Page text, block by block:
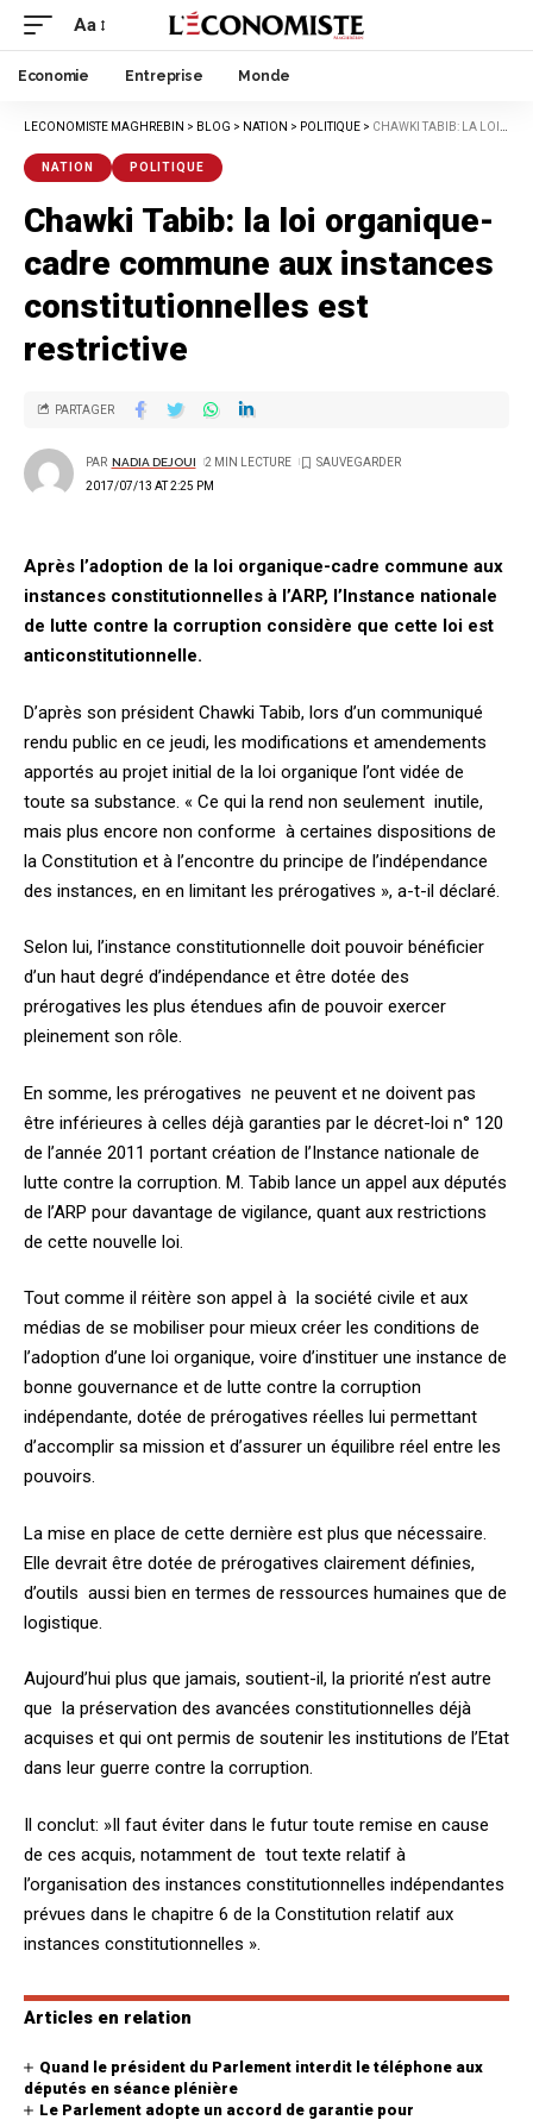
Aa
Economie Entreprise Monde
LECONOMISTE MAGHREBIN > BLOG > NATION > POLITIQUE > CHAWKI TABIB: LA LOI ORGANIQUE-CADRE COMMUNE AUX INSTANCES CONSTITUTIONNELLES EST RESTRICTIVE
NATION POLITIQUE
Chawki Tabib: la loi organique-
cadre commune aux instances
constitutionnelles est
restrictive
2017/07/13 AT 2:25 PM
PAR NADIA DEJOUI 2 MIN LECTURE
PARTAGER
Après l’adoption de la loi organique-cadre commune aux
instances constitutionnelles à l’ARP, l’Instance nationale
de lutte contre la corruption considère que cette loi est
anticonstitutionnelle.
D’après son président Chawki Tabib, lors d’un communiqué
rendu public en ce jeudi, les modifications et amendements
apportés au projet initial de la loi organique l’ont vidée de
toute sa substance. « Ce qui la rend non seulement inutile,
mais plus encore non conforme à certaines dispositions de
la Constitution et à l’encontre du principe de l’indépendance
des instances, en en limitant les prérogatives », a-t-il déclaré.
Selon lui, l’instance constitutionnelle doit pouvoir bénéficier
d’un haut degré d’indépendance et être dotée des
prérogatives les plus étendues afin de pouvoir exercer
pleinement son rôle.
En somme, les prérogatives ne peuvent et ne doivent pas
être inférieures à celles déjà garanties par le décret-loi n° 120
de l’année 2011 portant création de l’Instance nationale de
lutte contre la corruption. M. Tabib lance un appel aux députés
de l’ARP pour davantage de vigilance, quant aux restrictions
de cette nouvelle loi.
Tout comme il réitère son appel à la société civile et aux
médias de se mobiliser pour mieux créer les conditions de
l’adoption d’une loi organique, voire d’instituer une instance de
bonne gouvernance et de lutte contre la corruption
indépendante, dotée de prérogatives réelles lui permettant
d’accomplir sa mission et d’assurer un équilibre réel entre les
pouvoirs.
La mise en place de cette dernière est plus que nécessaire.
Elle devrait être dotée de prérogatives clairement définies,
d’outils aussi bien en termes de ressources humaines que de
logistique.
Aujourd’hui plus que jamais, soutient-il, la priorité n’est autre
que la préservation des avancées constitutionnelles déjà
acquises et qui ont permis de soutenir les institutions de l’Etat
dans leur guerre contre la corruption.
Il conclut: »Il faut éviter dans le futur toute remise en cause
de ces acquis, notamment de tout texte relatif à
l’organisation des instances constitutionnelles indépendantes
prévues dans le chapitre 6 de la Constitution relatif aux
instances constitutionnelles ».
Articles en relation
Quand le président du Parlement interdit le téléphone aux
députés en séance plénière
Le Parlement adopte un accord de garantie pour